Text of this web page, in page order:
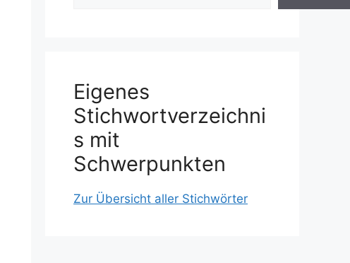
Eigenes
Stichwortverzeichni
s mit
Schwerpunkten
Zur Übersicht aller Stichwörter